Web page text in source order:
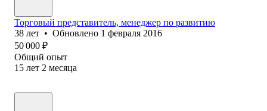
Торговый представитель, менеджер по развитию
38 лет • Обновлено 1 февраля 2016
50 000 ₽
Общий опыт
15 лет 2 месяца